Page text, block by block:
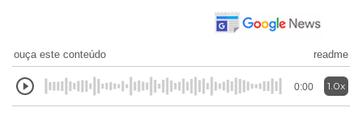
ouça este conteúdo readme
0:00 1.0x